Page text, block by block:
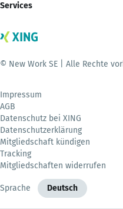
Services
© New Work SE | Alle Rechte
Impressum
AGB
Datenschutz bei XING
Datenschutzerklärung
Mitgliedschaft kündigen
Tracking
Mitgliedschaften widerrufen
Sprache Deutsch